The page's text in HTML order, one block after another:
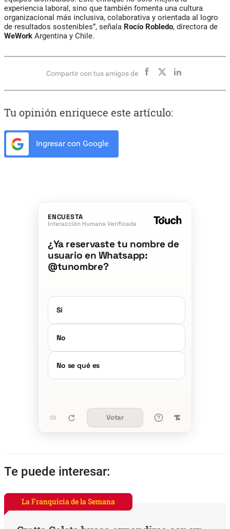
experiencia laboral, sino que también fomenta una cultura
organizacional más inclusiva, colaborativa y orientada al logro
de resultados sostenibles”, señala Rocío Robledo, directora de
WeWork Argentina y Chile.
Compartir con tus amigos de
Tu opinión enriquece este artículo:
Ingresar con Google
ENCUESTA
Interacción Humana Verificada
¿Ya reservaste tu nombre de
usuario en Whatsapp:
@tunombre?
Sí
No
No se qué es
Votar
Te puede interesar:
La Franquicia de la Semana